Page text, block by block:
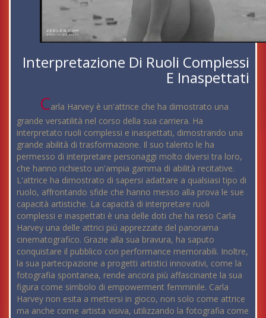
Interpretazione Di Ruoli Complessi
E Inaspettati
Carla Harvey è un'attrice che ha dimostrato una
grande versatilità nel corso della sua carriera. Ha
interpretato ruoli complessi e inaspettati, dimostrando una
grande abilità di trasformazione. Il suo talento le ha
permesso di interpretare personaggi molto diversi tra loro,
che hanno richiesto un'ampia gamma di abilità recitative.
L'attrice ha dimostrato di sapersi adattare a qualsiasi tipo di
ruolo, affrontando sfide che hanno messo alla prova le sue
capacità artistiche. La capacità di interpretare ruoli
complessi e inaspettati è una delle doti che ha reso Carla
Harvey una delle attrici più apprezzate del panorama
cinematografico. Grazie alla sua bravura, ha saputo
conquistare il pubblico con performance memorabili. Inoltre,
la sua partecipazione a progetti artistici innovativi, come la
fotografia spontanea, rende ancora più affascinante la sua
figura come simbolo di empowerment femminile. Carla
Harvey non esita a mettersi in gioco, non solo come attrice
ma anche come artista visiva, utilizzando la fotografia come